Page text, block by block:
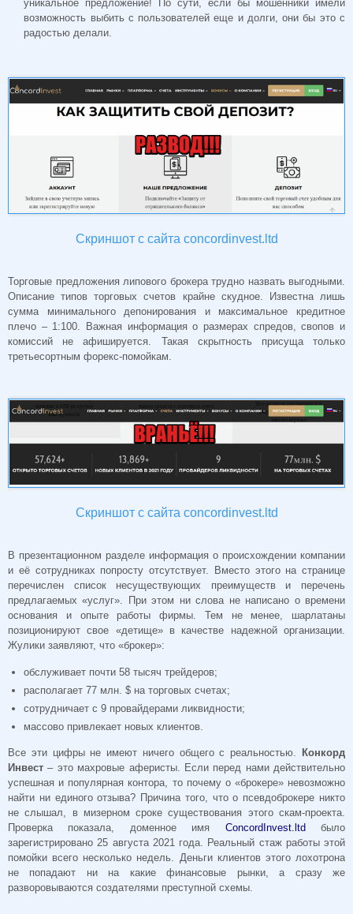
уникальное предложение! По сути, если бы мошенники имели
возможность выбить с пользователей еще и долги, они бы это с
радостью делали.
Скриншот с сайта concordinvest.ltd
Торговые предложения липового брокера трудно назвать выгодными.
Описание типов торговых счетов крайне скудное. Известна лишь
сумма минимального депонирования и максимальное кредитное
плечо – 1:100. Важная информация о размерах спредов, свопов и
комиссий не афишируется. Такая скрытность присуща только
третьесортным форекс-помойкам.
Скриншот с сайта concordinvest.ltd
В презентационном разделе информация о происхождении компании
и её сотрудниках попросту отсутствует. Вместо этого на странице
перечислен список несуществующих преимуществ и перечень
предлагаемых «услуг». При этом ни слова не написано о времени
основания и опыте работы фирмы. Тем не менее, шарлатаны
позиционируют свое «детище» в качестве надежной организации.
Жулики заявляют, что «брокер»:
обслуживает почти 58 тысяч трейдеров;
располагает 77 млн. $ на торговых счетах;
сотрудничает с 9 провайдерами ликвидности;
массово привлекает новых клиентов.
Все эти цифры не имеют ничего общего с реальностью.
Конкорд
Инвест – это махровые аферисты. Если перед нами действительно
успешная и популярная контора, то почему о «брокере» невозможно
найти ни единого отзыва? Причина того, что о псевдоброкере никто
не слышал, в мизерном сроке существования этого скам-проекта.
Проверка показала, доменное имя ConcordInvest.ltd было
зарегистрировано 25 августа 2021 года. Реальный стаж работы этой
помойки всего несколько недель. Деньги клиентов этого лохотрона
не попадают ни на какие финансовые рынки, а сразу же
разворовываются создателями преступной схемы.